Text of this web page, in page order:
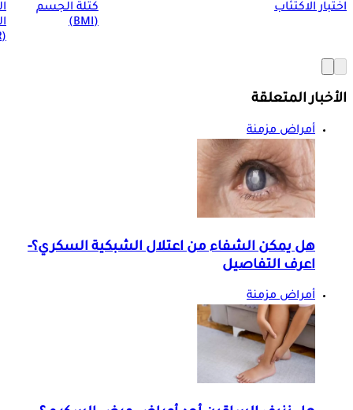
اختبار الاكتئاب
كتلة الجسم
(BMI)
(BMR)
الأخبار المتعلقة
أمراض مزمنة
هل يمكن الشفاء من اعتلال الشبكية السكري؟-
اعرف التفاصيل
أمراض مزمنة